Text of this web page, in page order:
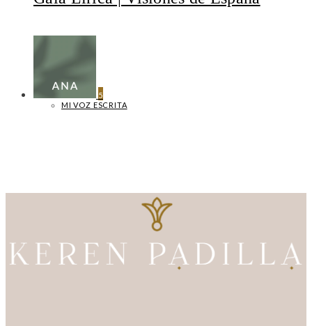
5
MI VOZ ESCRITA